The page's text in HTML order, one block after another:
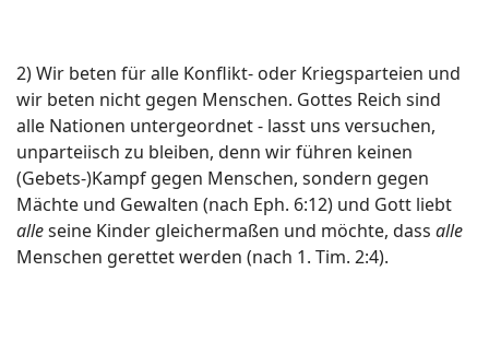
2) Wir beten für alle Konflikt- oder Kriegsparteien und
wir beten nicht gegen Menschen. Gottes Reich sind
alle Nationen untergeordnet - lasst uns versuchen,
unparteiisch zu bleiben, denn wir führen keinen
(Gebets-)Kampf gegen Menschen, sondern gegen
Mächte und Gewalten (nach Eph. 6:12) und Gott liebt
alleseine Kinder gleichermaßen und möchte, dass alle
Menschen gerettet werden (nach 1. Tim. 2:4).